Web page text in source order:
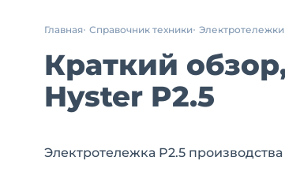
Главная Справочник техники Электротележки
Краткий
Hyster P2.5
Электротележка P2.5